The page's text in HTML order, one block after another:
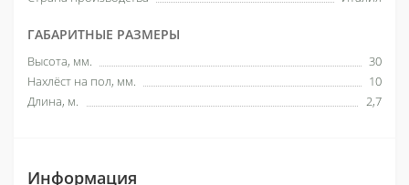
ГАБАРИТНЫЕ РАЗМЕРЫ
Высота, мм.
30
Нахлёст на пол, мм.
10
Длина, м.
2,7
Информация